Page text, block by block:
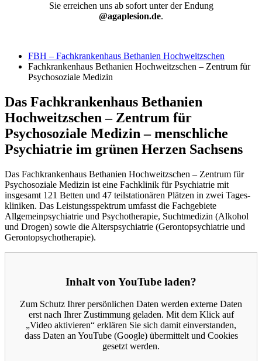
Sie erreichen uns ab sofort unter der Endung
@agaplesion.de.
FBH – Fachkrankenhaus Bethanien Hochweitzschen
Fachkrankenhaus Bethanien Hochweitzschen – Zentrum für
Psychosoziale Medizin
Das Fachkrankenhaus Bethanien
Hochweitzschen – Zentrum für
Psychosoziale Medizin – menschliche
Psychiatrie im grünen Herzen Sachsens
Das Fachkrankenhaus Bethanien Hochweitzschen – Zentrum für
Psychosoziale Medizin ist eine Fachklinik für Psychiatrie mit
insgesamt 121 Betten und 47 teilstationären Plätzen in zwei Tages­
kliniken. Das Leistungs­spektrum umfasst die Fachgebiete
Allgemeinpsychiatrie und Psycho­therapie, Suchtmedizin (Alkohol
und Drogen) sowie die Alterspsychiatrie (Gerontopsychiatrie und
Gerontopsychotherapie).
Inhalt von YouTube laden?
Zum Schutz Ihrer persönlichen Daten werden externe Daten
erst nach Ihrer Zustimmung geladen. Mit dem Klick auf
„Video aktivieren“ erklären Sie sich damit einverstanden,
dass Daten an YouTube (Google) übermittelt und Cookies
gesetzt werden.